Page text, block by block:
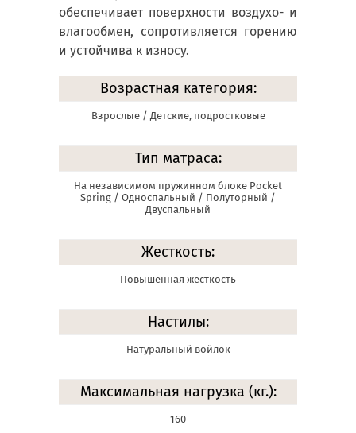
обеспечивает поверхности воздухо- и
влагообмен, сопротивляется горению
и устойчива к износу.
Возрастная категория:
Взрослые / Детские, подростковые
Тип матраса:
На независимом пружинном блоке Pocket
Spring / Односпальный / Полуторный /
Двуспальный
Жесткость:
Повышенная жесткость
Настилы:
Натуральный войлок
Максимальная нагрузка (кг.):
160